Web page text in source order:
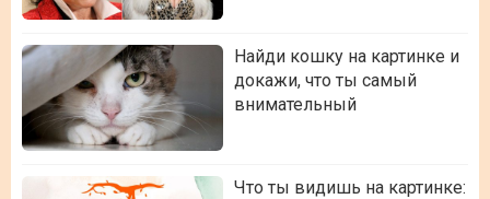
Найди кошку на картинке и
докажи, что ты самый
внимательный
Что ты видишь на картинке: